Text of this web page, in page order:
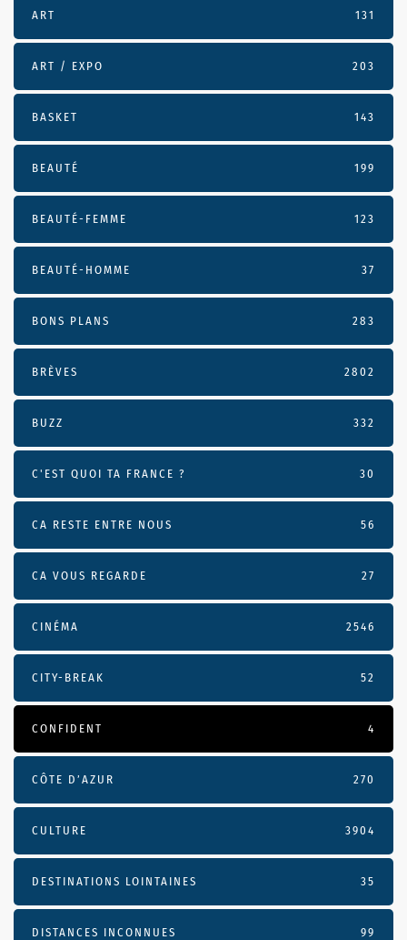
ART 131
ART / EXPO 203
BASKET 143
BEAUTÉ 199
BEAUTÉ-FEMME 123
BEAUTÉ-HOMME 37
BONS PLANS 283
BRÈVES 2802
BUZZ 332
C'EST QUOI TA FRANCE ? 30
CA RESTE ENTRE NOUS 56
CA VOUS REGARDE 27
CINÉMA 2546
CITY-BREAK 52
CONFIDENT 4
CÔTE D’AZUR 270
CULTURE 3904
DESTINATIONS LOINTAINES 35
DISTANCES INCONNUES 99